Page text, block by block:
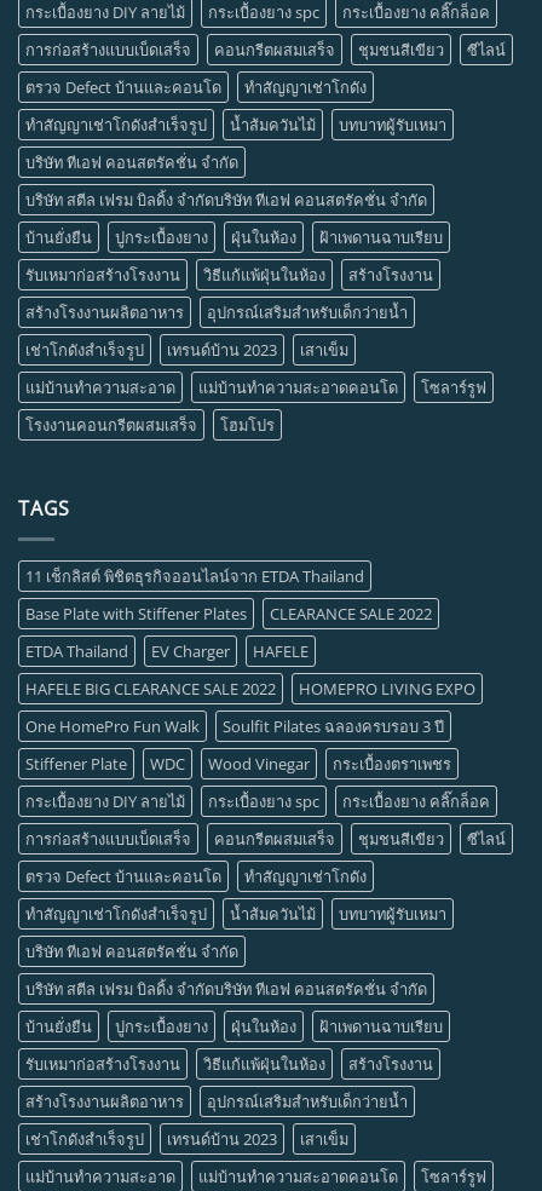
กระเบื้องยาง DIY ลายไม้
กระเบื้องยาง spc
กระเบื้องยาง คลิ๊กล็อค
การก่อสร้างแบบเบ็ดเสร็จ
คอนกรีตผสมเสร็จ ชุมชนสีเขียว
ซีไลน์
ตรวจ Defect บ้านและคอนโด
ทำสัญญาเช่าโกดัง
ทำสัญญาเช่าโกดังสำเร็จรูป
น้ำส้มควันไม้
บทบาทผู้รับเหมา
บริษัท ทีเอฟ คอนสตรัคชั่น จำกัด
บริษัท สตีล เฟรม บิลดิ้ง จำกัดบริษัท ทีเอฟ คอนสตรัคชั่น จำกัด
บ้านยั่งยืน
ปูกระเบื้องยาง ฝุ่นในห้อง
ฝ้าเพดานฉาบเรียบ
รับเหมาก่อสร้างโรงงาน
วิธีแก้แพ้ฝุ่นในห้อง
สร้างโรงงาน
สร้างโรงงานผลิตอาหาร
อุปกรณ์เสริมสำหรับเด็กว่ายน้ำ
เช่าโกดังสำเร็จรูป
เทรนด์บ้าน 2023
เสาเข็ม
แม่บ้านทำความสะอาด
แม่บ้านทำความสะอาดคอนโด
โซลาร์รูฟ
โรงงานคอนกรีตผสมเสร็จ
โฮมโปร
TAGS
11 เช็กลิสต์ พิชิตธุรกิจออนไลน์จาก ETDA Thailand
Base Plate with Stiffener Plates
CLEARANCE SALE 2022
ETDA Thailand
EV Charger
HAFELE
HAFELE BIG CLEARANCE SALE 2022
HOMEPRO LIVING EXPO
One HomePro Fun Walk
Soulfit Pilates ฉลองครบรอบ 3 ปี
Stiffener Plate
WDC Wood Vinegar
กระเบื้องตราเพชร
กระเบื้องยาง DIY ลายไม้
กระเบื้องยาง spc
กระเบื้องยาง คลิ๊กล็อค
การก่อสร้างแบบเบ็ดเสร็จ
คอนกรีตผสมเสร็จ ชุมชนสีเขียว
ซีไลน์
ตรวจ Defect บ้านและคอนโด
ทำสัญญาเช่าโกดัง
ทำสัญญาเช่าโกดังสำเร็จรูป
น้ำส้มควันไม้
บทบาทผู้รับเหมา
บริษัท ทีเอฟ คอนสตรัคชั่น จำกัด
บริษัท สตีล เฟรม บิลดิ้ง จำกัดบริษัท ทีเอฟ คอนสตรัคชั่น จำกัด
บ้านยั่งยืน
ปูกระเบื้องยาง ฝุ่นในห้อง
ฝ้าเพดานฉาบเรียบ
รับเหมาก่อสร้างโรงงาน
วิธีแก้แพ้ฝุ่นในห้อง
สร้างโรงงาน
สร้างโรงงานผลิตอาหาร
อุปกรณ์เสริมสำหรับเด็กว่ายน้ำ
เช่าโกดังสำเร็จรูป
เทรนด์บ้าน 2023
เสาเข็ม
แม่บ้านทำความสะอาด
แม่บ้านทำความสะอาดคอนโด โซลาร์รูฟ